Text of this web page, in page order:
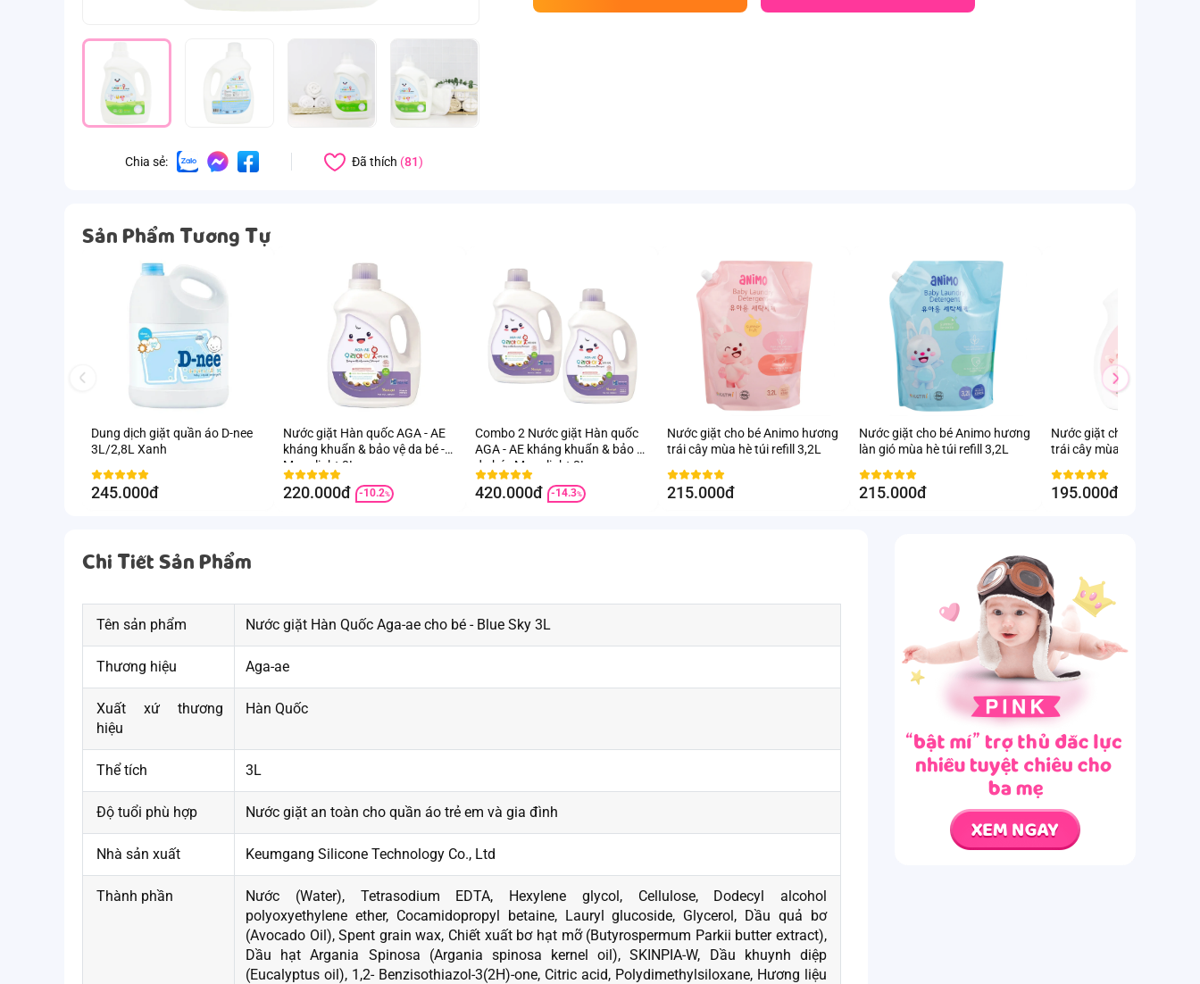
Chia sẻ: Đã thích (81)
Sản Phẩm Tương Tự
Dung dịch giặt quần áo D-nee
3L/2,8L Xanh
245.000đ
Nước giặt Hàn quốc AGA - AE
kháng khuẩn & bảo vệ da bé -
Moonlight 3L
220.000đ -10.2%
Combo 2 Nước giặt Hàn quốc
AGA - AE kháng khuẩn & bảo vệ
da bé - Moonlight 3L
420.000đ -14.3%
Nước giặt cho bé Animo hương
trái cây mùa hè túi refill 3,2L
215.000đ
Nước giặt cho bé Animo hương
làn gió mùa hè túi refill 3,2L
215.000đ
Nước giặt cho bé Animo
trái cây mùa hè chai 2,8L
195.000đ
Chi Tiết Sản Phẩm
Tên sản phẩm Nước giặt Hàn Quốc Aga-ae cho bé - Blue Sky 3L
Thương hiệu Aga-ae
Xuất xứ thương
hiệu
Hàn Quốc
Thể tích 3L
Độ tuổi phù hợp Nước giặt an toàn cho quần áo trẻ em và gia đình
Nhà sản xuất Keumgang Silicone Technology Co., Ltd
Thành phần
Nước (Water), Tetrasodium EDTA, Hexylene glycol, Cellulose, Dodecyl alcohol
polyoxyethylene ether, Cocamidopropyl betaine, Lauryl glucoside, Glycerol, Dầu quả bơ
(Avocado Oil), Spent grain wax, Chiết xuất bơ hạt mỡ (Butyrospermum Parkii butter extract),
Dầu hạt Argania Spinosa (Argania spinosa kernel oil), SKINPIA-W, Dầu khuynh diệp
(Eucalyptus oil), 1,2- Benzisothiazol-3(2H)-one, Citric acid, Polydimethylsiloxane, Hương liệu